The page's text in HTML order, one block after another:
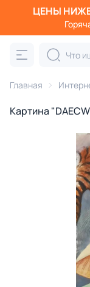
ЦЕНЫ
Главная
Картина